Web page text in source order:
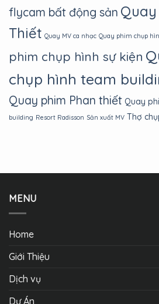
flycam bất động sản
Thiết Quay MV ca nhạc Quay phim chụp
phim chụp hình sự kiện
chụp hình team
Quay phim Phan thiết Quay
building Resort Radisson Sản xuất MV Thợ
MENU
Home
Giới Thiệu
Dịch vụ
Dự Án